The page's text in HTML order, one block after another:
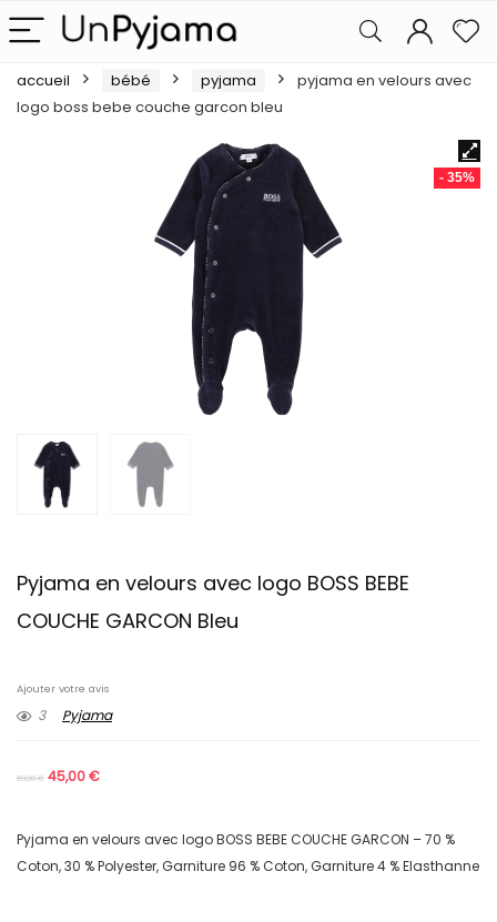
accueil bébé pyjama
pyjama en velours avec
logo boss bebe couche garcon bleu
- 35%
Pyjama en velours avec logo BOSS BEBE
COUCHE GARCON Bleu
Ajouter votre avis
3 Pyjama
69,00€ 45,00€
Pyjama en velours avec logo BOSS BEBE COUCHE GARCON – 70 %
Coton, 30 % Polyester, Garniture 96 % Coton, Garniture 4 % Elasthanne